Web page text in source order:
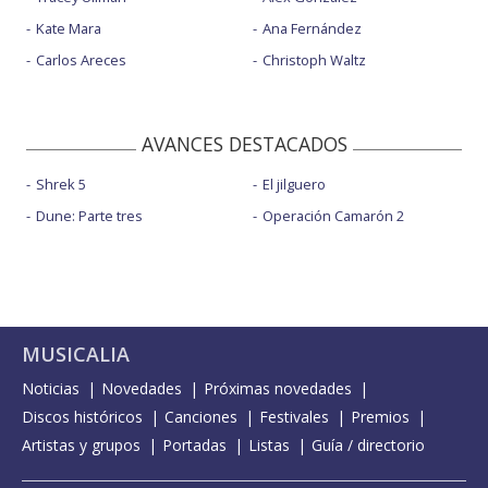
Kate Mara
Carlos Areces
Ana Fernández
Christoph Waltz
AVANCES DESTACADOS
Shrek 5
Dune: Parte tres
El jilguero
Operación Camarón 2
MUSICALIA
Noticias Novedades
Próximas novedades
Discos históricos
Canciones Festivales
Premios
Artistas y grupos
Portadas Listas Guía / directorio